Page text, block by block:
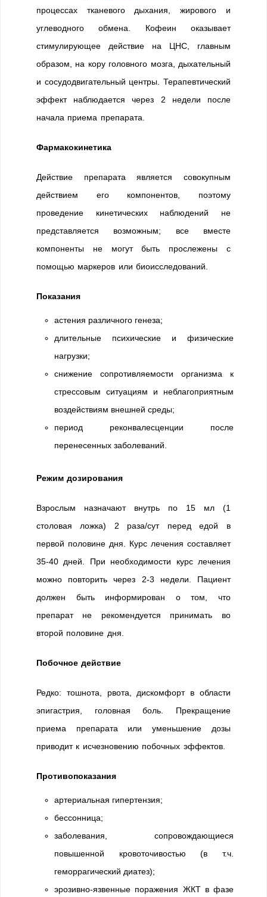
процессах тканевого дыхания, жирового и
углеводного обмена. Кофеин оказывает
стимулирующее действие на ЦНС, главным
образом, на кору головного мозга, дыхательный
и сосудодвигательный центры. Терапевтический
эффект наблюдается через 2 недели после
начала приема препарата.
Фармакокинетика
Действие препарата является совокупным
действием его компонентов, поэтому
проведение кинетических наблюдений не
представляется возможным; все вместе
компоненты не могут быть прослежены с
помощью маркеров или биоисследований.
Показания
астения различного генеза;
длительные психические и физические
нагрузки;
снижение сопротивляемости организма к
стрессовым ситуациям и неблагоприятным
воздействиям внешней среды;
период реконвалесценции после
перенесенных заболеваний.
Режим дозирования
Взрослым назначают внутрь по 15 мл (1
столовая ложка) 2 раза/сут перед едой в
первой половине дня. Курс лечения составляет
35-40 дней. При необходимости курс лечения
можно повторить через 2-3 недели. Пациент
должен быть информирован о том, что
препарат не рекомендуется принимать во
второй половине дня.
Побочное действие
Редко: тошнота, рвота, дискомфорт в области
эпигастрия, головная боль. Прекращение
приема препарата или уменьшение дозы
приводит к исчезновению побочных эффектов.
Противопоказания
артериальная гипертензия;
бессонница;
заболевания, сопровождающиеся
повышенной кровоточивостью (в т.ч.
геморрагический диатез);
эрозивно-язвенные поражения ЖКТ в фазе